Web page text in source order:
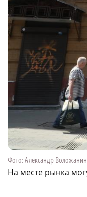
Фото: Александр Воложанин
На месте рынка